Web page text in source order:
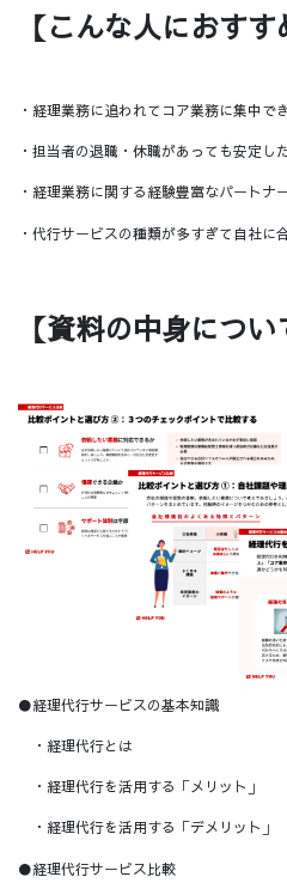
【こんな人におすす
・経理業務に追われてコア業務に集中で
・担当者の退職・休職があっても安定し
・経理業務に関する経験豊富なパートナ
・代行サービスの種類が多すぎて自社に
【資料の中身につい
●経理代行サービスの基本知識
・経理代行とは
・経理代行を活用する「メリット」
・経理代行を活用する「デメリット」
●経理代行サービス比較